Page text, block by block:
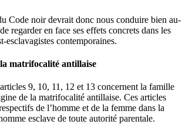
Code noir devrait donc nous conduire bien au-
regarder en face ses effets concrets dans les
esclavagistes contemporaines.
matrifocalité antillaise
9, 10, 11, 12 et 13 concernent la famille
de la matrifocalité antillaise. Ces articles
de l’homme et de la femme dans la
esclave de toute autorité parentale.